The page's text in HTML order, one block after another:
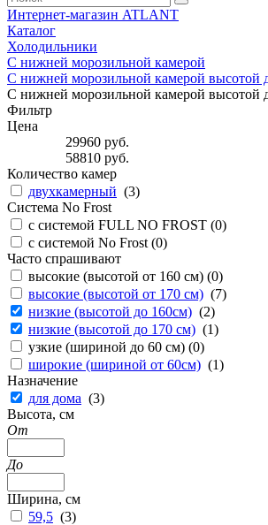
Интернет-магазин ATLANT
Каталог
Холодильники
С нижней морозильной камерой
С нижней морозильной камерой высотой
С нижней морозильной камерой высотой
Фильтр
Цена
29960 руб.
58810 руб.
Количество камер
двухкамерный (3)
Система No Frost
с системой FULL NO FROST (0)
с системой No Frost (0)
Часто спрашивают
высокие (высотой от 160 см) (0)
высокие (высотой от 170 см) (7)
низкие (высотой до 160см) (2)
низкие (высотой до 170 см) (1)
узкие (шириной до 60 см) (0)
широкие (шириной от 60см) (1)
Назначение
для дома (3)
Высота, см
От
До
Ширина, см
59,5 (3)